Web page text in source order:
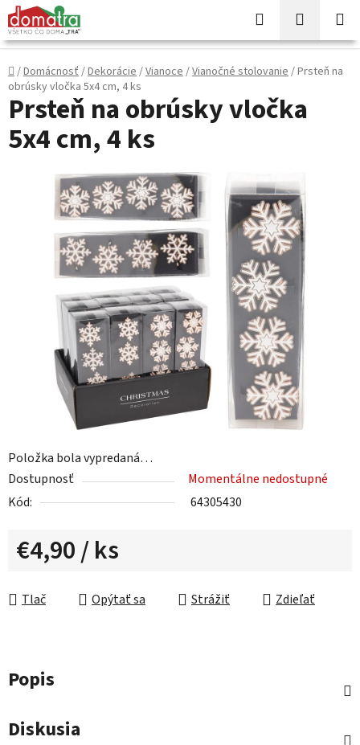
Prejsť
na
obsah
Hľadať
KOŠÍK
Domov
/Domácnosť/Dekorácie/Vianoce/Vianočné stolovanie/Prsteň na
obrúsky vločka 5x4 cm, 4 ks
Položka bola vypredaná…
Dostupnosť
Momentálne nedostupné
Kód:
64305430
€4,90/ ks
Tlač
Opýtať sa Strážiť Zdieľať
Prsteň na obrúsky vločka
5x4 cm, 4 ks
Popis
Diskusia